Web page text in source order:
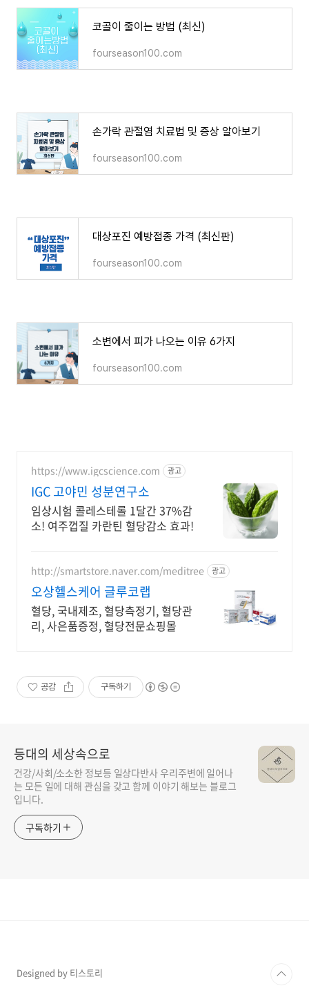
코골이 줄이는 방법 (최신)
fourseason100.com
손가락 관절염 치료법 및 증상 알아보기
fourseason100.com
대상포진 예방접종 가격 (최신판)
fourseason100.com
소변에서 피가 나오는 이유 6가지
fourseason100.com
https://www.igcscience.com 광고
IGC 고야민 성분연구소
임상시험 콜레스테롤 1달간 37%감
소! 여주껍질 카란틴 혈당감소 효과!
http://smartstore.naver.com/meditree 광고
오상헬스케어 글루코랩
혈당, 국내제조, 혈당측정기, 혈당관
리, 사은품증정, 혈당전문쇼핑몰
공감 구독하기
등대의 세상속으로
건강/사회/소소한 정보등 일상다반사 우리주변에 일어나
는 모든 일에 대해 관심을 갖고 함께 이야기 해보는 블로그
입니다.
구독하기
Designed by 티스토리